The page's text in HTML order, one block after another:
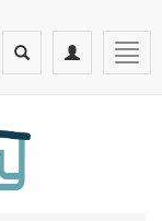
Toggle
navigation
Toggle
search